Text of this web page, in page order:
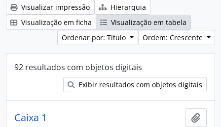
Visualizar impressão
Hierarquia
Visualização em ficha
Visualização em tabela
Ordenar por: Título
Ordem: Crescente
92 resultados com objetos digitais
Exibir resultados com objetos digitais
Caixa 1